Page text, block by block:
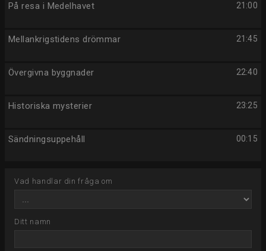
21:00
På resa i Medelhavet
21:45
Mellankrigstidens drömmar
22:40
Övergivna byggnader
23:25
Historiska mysterier
00:15
Sändningsuppehåll
Vad handlar din fråga om
Ditt namn